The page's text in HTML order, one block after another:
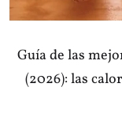
Guía de las
(2026): las